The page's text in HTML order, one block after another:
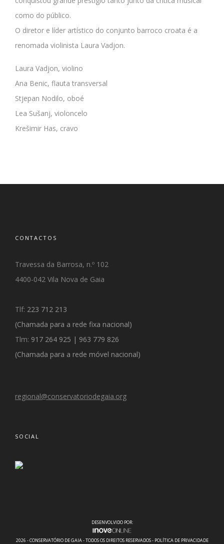
como do público.
O diretor e líder artístico do conjunto barroco croata é a
renomada violinista Laura Vadjon.
Laura Vadjon, violino
Ana Benic, flauta transversal
Stjepan Nodilo, oboé
Lea Sušanj, violoncelo
Krešimir Has, cravo
CONTACTOS
Travessa da Barrosa, n.º 102
4400-042 Vila Nova de Gaia
Tlf: 223 712 213
(Chamada para a rede fixa nacional)
Tlm: 917 264 925 | 963 779 826
(Chamada para a rede móvel nacional)
regional@conservatoriodegaia.org
SOCIAL
DESENVOLVIDO POR:
2026 - CONSERVATÓRIO DE GAIA - TODOS OS DIREITOS RESERVADOS - POLÍTICA DE PRIVACIDADE